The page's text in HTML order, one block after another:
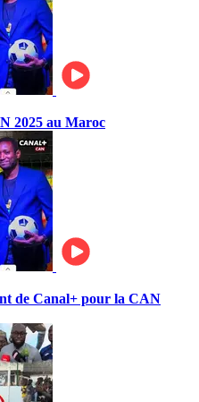
2025 au Maroc
de Canal+ pour la CAN